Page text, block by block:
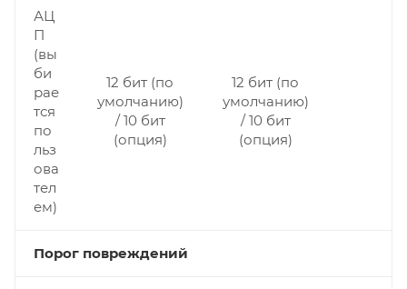
АЦ
П
(вы
би
рае
тся
по
льз
ова
тел
ем)
12 бит (по
умолчанию)
/ 10 бит
(опция)
12 бит (по
умолчанию)
/ 10 бит
(опция)
Порог повреждений